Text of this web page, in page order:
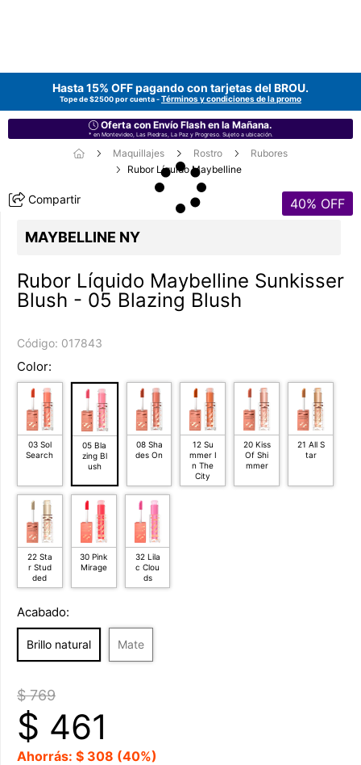
Hasta 15% OFF pagando con tarjetas del BROU.
Tope de $2500 por cuenta -Términos y condiciones de la promo
Oferta con Envío Flash en la Mañana.
* en Montevideo, Las Piedras, La Paz y Progreso. Sujeto a ubicación.
Maquillajes Rostro
Rubores
Rubor Líquido Maybelline
Compartir 40% OFF
MAYBELLINE NY
Rubor Líquido Maybelline Sunkisser
Blush - 05 Blazing Blush
Código: 017843
Color:
03 Sol
Search
05 Bla
zing Bl
ush
08 Sha
des On
12 Su
mmer I
n The
City
20 Kiss
Of Shi
mmer
21 All S
tar
22 Sta
r Stud
ded
30 Pink
Mirage
32 Lila
c Clou
ds
Acabado:
Brillo natural Mate
$ 769
$ 461
Ahorrás: $ 308 (40%)